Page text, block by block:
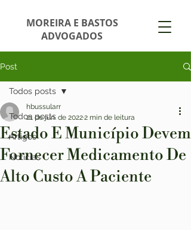
MOREIRA E BASTOS
ADVOGADOS
Post
Todos posts
Artigos
Notícias
Todos posts
Estado E Município Devem
Fornecer Medicamento De
Alto Custo A Paciente
hbussularr
21 de jun. de 20222 min de leitura